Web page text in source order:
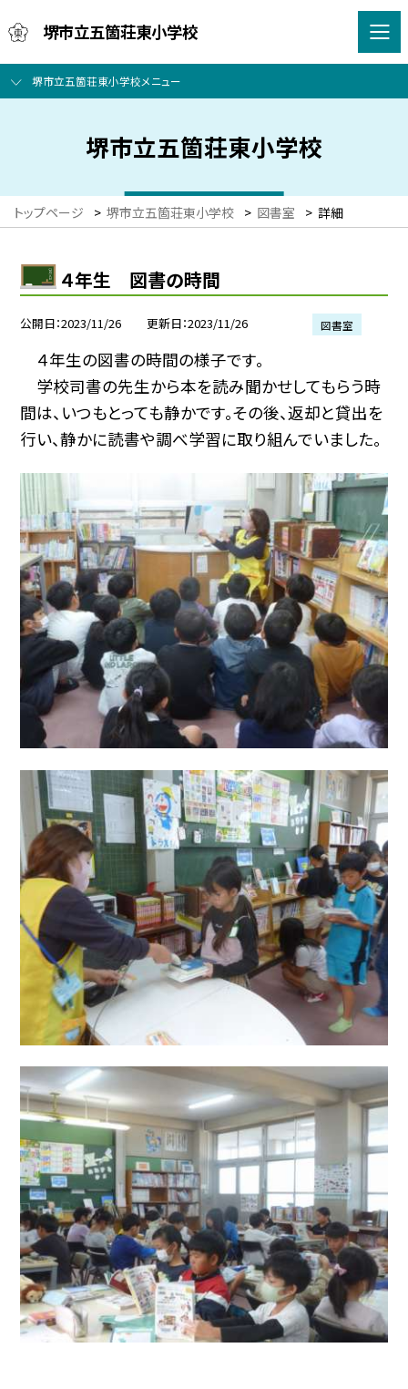
堺市立五箇荘東小学校
堺市立五箇荘東小学校メニュー
堺市立五箇荘東小学校
トップページ > 堺市立五箇荘東小学校 > 図書室 > 詳細
４年生 図書の時間
公開日 2023/11/26 更新日 2023/11/26 図書室
４年生の図書の時間の様子です。
学校司書の先生から本を読み聞かせしてもらう時
間は、いつもとっても静かです。その後、返却と貸出を
行い、静かに読書や調べ学習に取り組んでいました。